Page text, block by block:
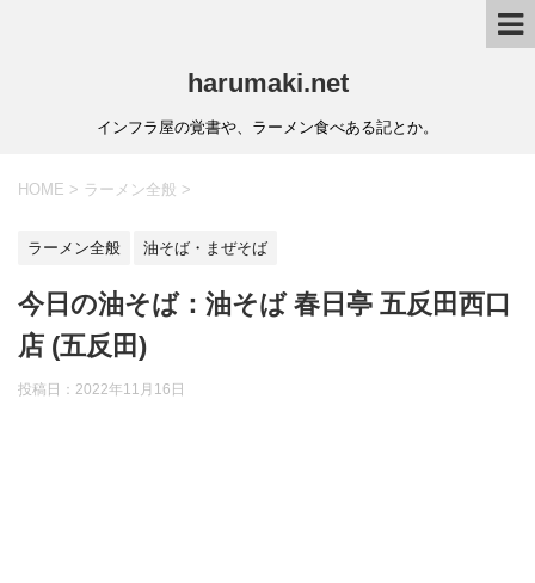
harumaki.net
インフラ屋の覚書や、ラーメン食べある記とか。
HOME > ラーメン全般 >
ラーメン全般 油そば・まぜそば
今日の油そば：油そば 春日亭 五反田西口
店 (五反田)
投稿日：2022年11月16日